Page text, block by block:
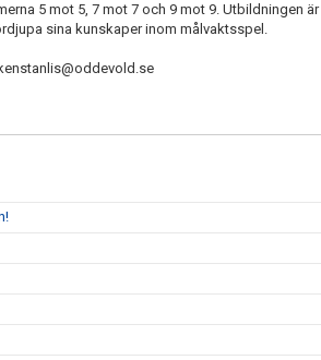
5 mot 5, 7 mot 7 och 9 mot 9. Utbildningen är
sina kunskaper inom målvaktsspel.